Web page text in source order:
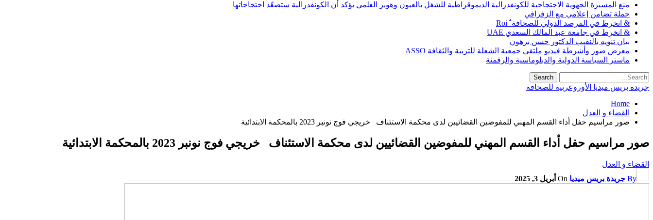
منع المسيرة الجهوية الاحتجاجية للكونفدرالية الديموقراطية للشغل بالعيون وهوير العلمي يؤكد أن الكونفدرالية ستصعّد احتجاجاتها
حملة تضامن إعلامي مع الزفزافي
& انخرط في المرصد الدولي للصحافة ٌ Roi
& انخرط في جامعة عبد المالك السعدي UAE
بيان تنويه بالنقيب الدكتور حسن برهون
معرض صور وأشرطة فيديو ملتقى جمعية الشعلة للتربية والثقافة ASSO
ماستر السياسة الدولية والدبلوماسية والرقمنة
جريدة بريس ميديا الأوروعربية للصحافة
Home
القضاء و العدل
صور مراسيم حفل أداء القسم المهني للمفوضين القضائيين لدى محكمة الاستئناف خريجي فوج نونبر 2023 بالمحكمة الابتدائية
صور مراسيم حفل أداء القسم المهني للمفوضين القضائيين لدى محكمة الاستئناف خريجي فوج نونبر 2023 بالمحكمة الابتدائية
القضاء و العدل
By جريدة بريس ميديا On أبريل 3, 2025